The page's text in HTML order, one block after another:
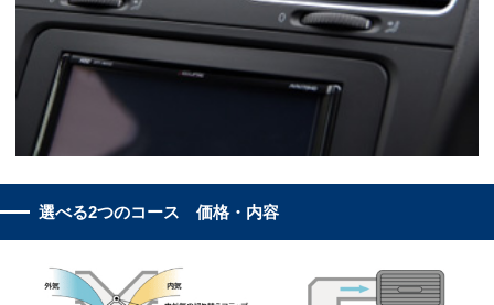
選べる2つのコース 価格・内容